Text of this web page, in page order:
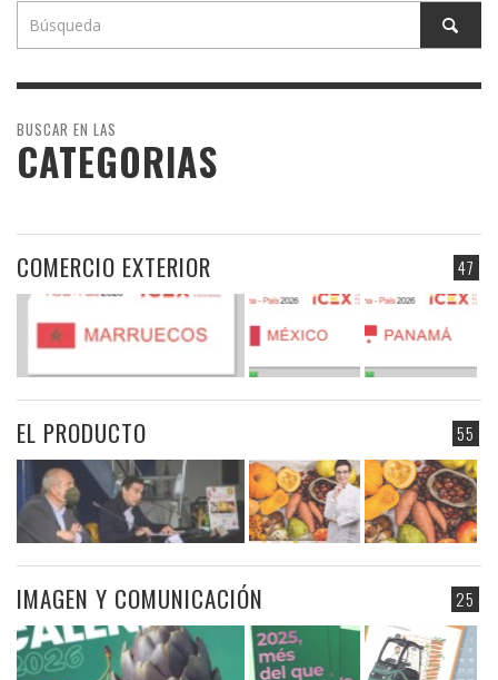
BUSCAR EN LAS
CATEGORIAS
47
COMERCIO EXTERIOR
55
EL PRODUCTO
25
IMAGEN Y COMUNICACIÓN